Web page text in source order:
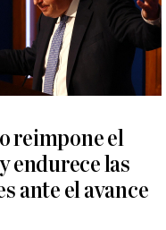
reimpone el
endurece las
ante el avance